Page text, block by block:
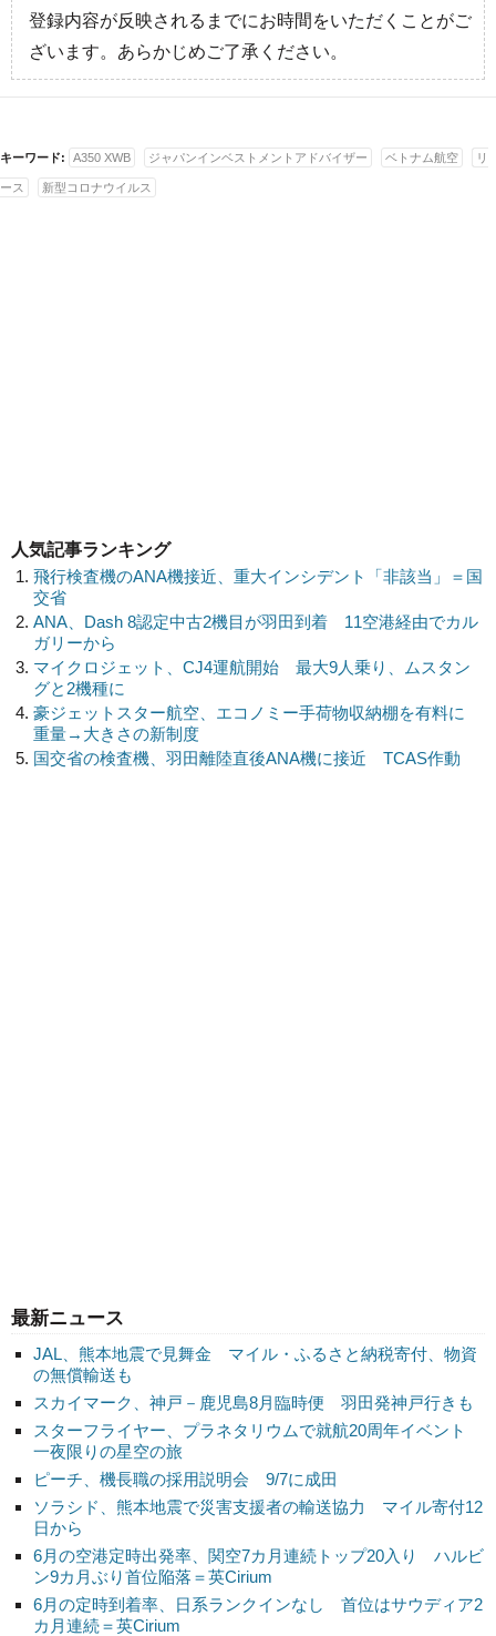
最新ニュース
JAL、熊本地震で見舞金 マイル・ふるさと納税寄付、物資
の無償輸送も
スカイマーク、神戸－鹿児島8月臨時便 羽田発神戸行きも
スターフライヤー、プラネタリウムで就航20周年イベント
一夜限りの星空の旅
ピーチ、機長職の採用説明会 9/7に成田
ソラシド、熊本地震で災害支援者の輸送協力 マイル寄付12
日から
6月の空港定時出発率、関空7カ月連続トップ20入り ハルビ
ン9カ月ぶり首位陥落＝英Cirium
6月の定時到着率、日系ランクインなし 首位はサウディア2
カ月連続＝英Cirium
登録内容が反映されるまでにお時間をいただくことがご
ざいます。あらかじめご了承ください。
キーワード: A350 XWB ジャパンインベストメントアドバイザー ベトナム航空 リ
ース 新型コロナウイルス
人気記事ランキング
飛行検査機のANA機接近、重大インシデント「非該当」＝国
交省
ANA、Dash 8認定中古2機目が羽田到着 11空港経由でカル
ガリーから
マイクロジェット、CJ4運航開始 最大9人乗り、ムスタン
グと2機種に
豪ジェットスター航空、エコノミー手荷物収納棚を有料に
重量→大きさの新制度
国交省の検査機、羽田離陸直後ANA機に接近 TCAS作動